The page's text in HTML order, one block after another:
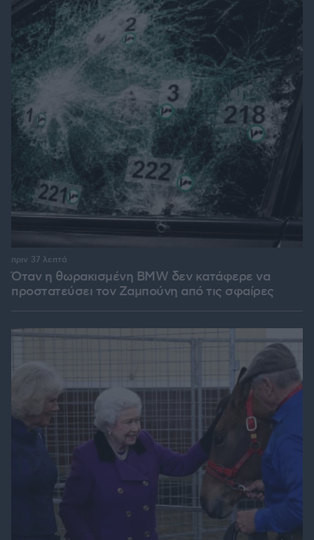
Όταν η θωρακισμένη BMW δεν κατάφερε να
προστατεύσει τον Ζαμπούνη από τις σφαίρες
πριν 37 λεπτά